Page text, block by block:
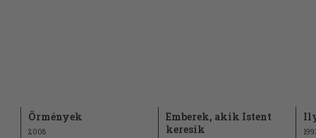
Örmények
2008
Emberek, akik Istent
keresik